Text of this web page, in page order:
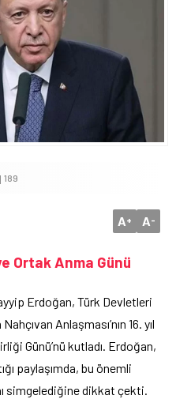
189
A+ A-
Ortak Anma Günü
Erdoğan, Türk Devletleri
Anlaşması’nın 16. yıl
Günü’nü kutladı. Erdoğan,
paylaşımda, bu önemli
simgelediğine dikkat çekti.